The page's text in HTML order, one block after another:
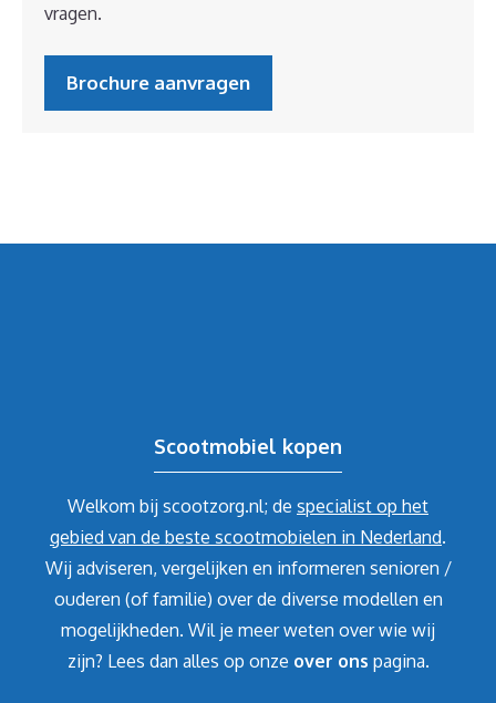
vragen.
Brochure aanvragen
Scootmobiel kopen
Welkom bij scootzorg.nl; de specialist op het
gebied van de beste scootmobielen in Nederland.
Wij adviseren, vergelijken en informeren senioren /
ouderen (of familie) over de diverse modellen en
mogelijkheden. Wil je meer weten over wie wij
zijn? Lees dan alles op onze over ons pagina.